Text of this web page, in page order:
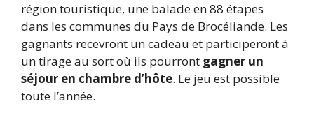
région touristique, une balade en 88 étapes
dans les communes du Pays de Brocéliande. Les
gagnants recevront un cadeau et participeront à
un tirage au sort où ils pourront gagner un
séjour en chambre d’hôte. Le jeu est possible
toute l’année.